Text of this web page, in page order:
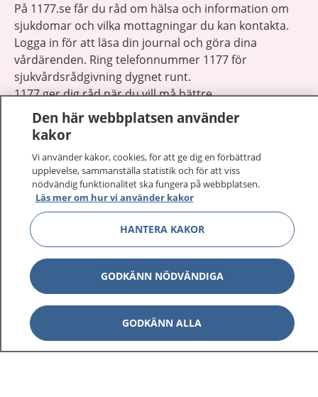
På 1177.se får du råd om hälsa och information om
sjukdomar och vilka mottagningar du kan kontakta.
Logga in för att läsa din journal och göra dina
vårdärenden. Ring telefonnummer 1177 för
sjukvårdsrådgivning dygnet runt.
1177 ger dig råd när du vill må bättre.
1177 på flera språk
Om 1177 Visa
Kontakt Visa
Behandling av personuppgifter
Hantering av kakor
Den här webbplatsen använder
kakor
Vi använder kakor, cookies, för att ge dig en förbättrad
upplevelse, sammanställa statistik och för att viss
nödvändig funktionalitet ska fungera på webbplatsen.
Läs mer om hur vi använder kakor
HANTERA KAKOR
GODKÄNN NÖDVÄNDIGA
GODKÄNN ALLA